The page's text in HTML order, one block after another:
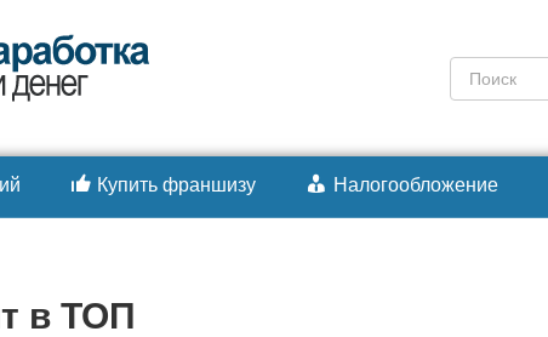
Поиск:
Купить франшизу Налогообложение
в ТОП